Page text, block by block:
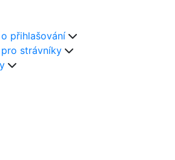
přihlašování
strávníky